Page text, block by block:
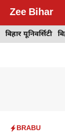
content
Zee Bihar
बिहार यूनिवर्सिटी
BRABU